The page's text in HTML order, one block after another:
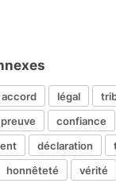
accord légal
preuve confiance
déclaration
honnêteté vérité